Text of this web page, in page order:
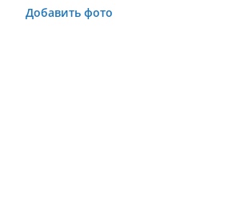
Добавить фото